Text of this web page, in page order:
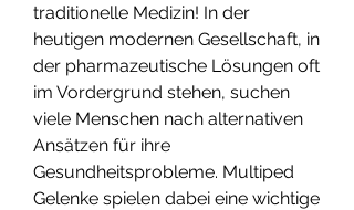
traditionelle Medizin! In der
heutigen modernen Gesellschaft, in
der pharmazeutische Lösungen oft
im Vordergrund stehen, suchen
viele Menschen nach alternativen
Ansätzen für ihre
Gesundheitsprobleme. Multiped
Gelenke spielen dabei eine wichtige